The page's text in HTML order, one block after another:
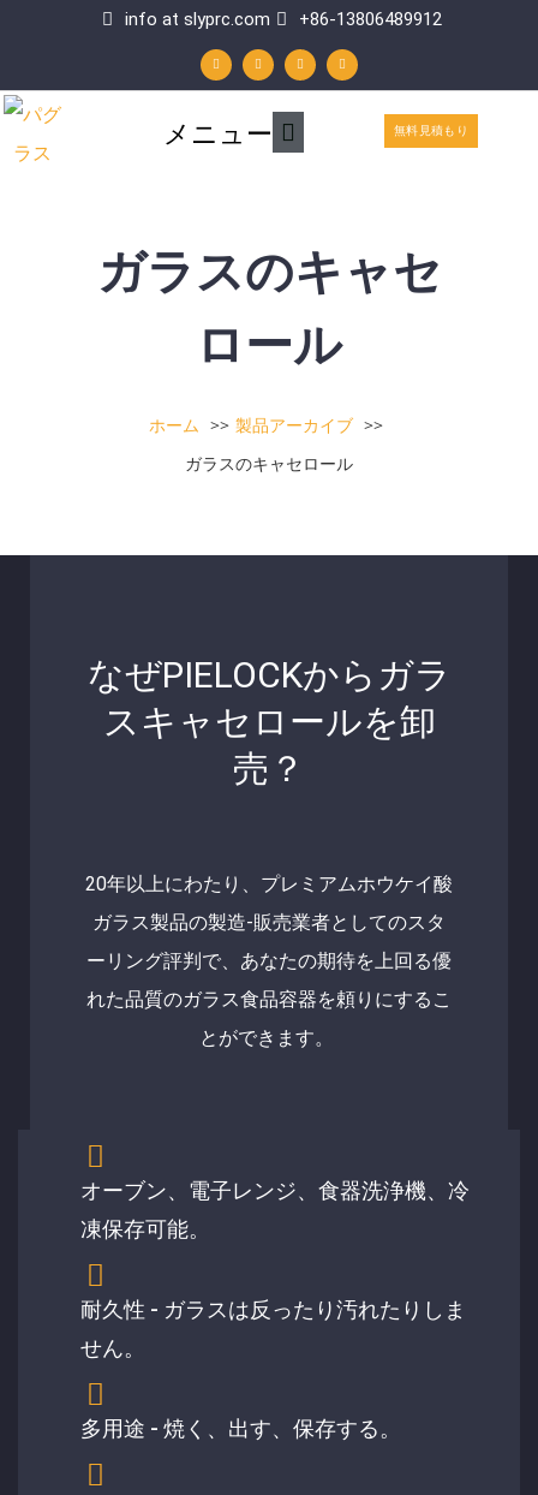
を
info at slyprc.com +86-13806489912
h
a
t
s
ェ
イ
ス
ブ
o
u
t
u
e
ン
ク
ト
イ
メ
ニ
ュ
ー
メニュー 無料見積もり
ガラスのキャセ
ロール
ホーム
製品アーカイブ
ガラスのキャセロール
なぜPIELOCKからガラ
スキャセロールを卸
売？
20年以上にわたり、プレミアムホウケイ酸
ガラス製品の製造-販売業者としてのスタ
ーリング評判で、あなたの期待を上回る優
れた品質のガラス食品容器を頼りにするこ
とができます。
オーブン、電子レンジ、食器洗浄機、冷
凍保存可能。
耐久性 - ガラスは反ったり汚れたりしま
せん。
多用途 - 焼く、出す、保存する。